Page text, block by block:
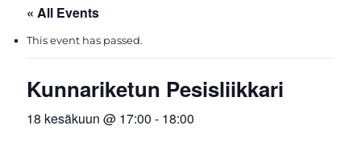
« All Events
This event has passed.
Kunnariketun Pesisliikkari
18 kesäkuun @ 17:00 - 18:00